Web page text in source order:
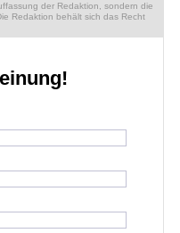
der Redaktion, sondern die
Redaktion behält sich das Recht